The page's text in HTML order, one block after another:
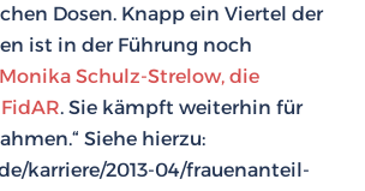
Dosen. Knapp ein Viertel der
ist in der Führung noch
Monika Schulz-Strelow, die
. Sie kämpft weiterhin für
Siehe hierzu:
karriere/2013-04/frauenanteil-